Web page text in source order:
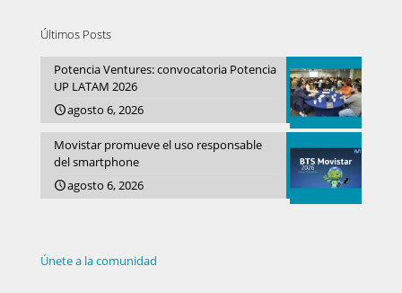
Últimos Posts
Potencia Ventures: convocatoria Potencia
UP LATAM 2026
agosto 6, 2026
Movistar promueve el uso responsable
del smartphone
agosto 6, 2026
Únete a la comunidad